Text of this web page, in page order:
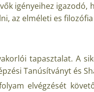
igényeihez
az elméleti es
tapasztalat. A
Tanúsítványt és
elvégzését